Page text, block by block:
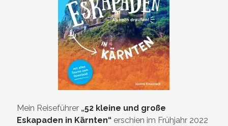
Mein Reiseführer „52 kleine und große
Eskapaden in Kärnten“ erschien im Frühjahr 2022